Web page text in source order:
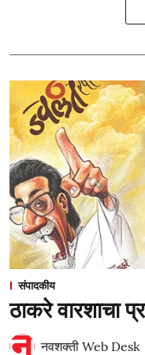
संपादकीय
ठाकरे वारशाचा
नवशक्ती Web Desk